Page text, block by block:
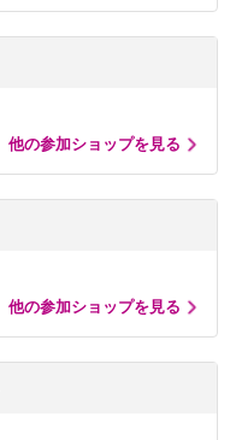
他の参加ショップを見る
他の参加ショップを見る